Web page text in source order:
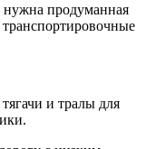
нужна продуманная
и тралы для